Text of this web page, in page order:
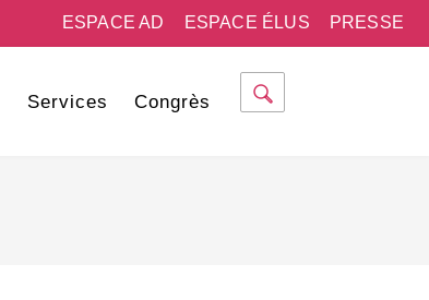
PRESSE
ESPACE ÉLUS
ESPACE AD
Services Congrès